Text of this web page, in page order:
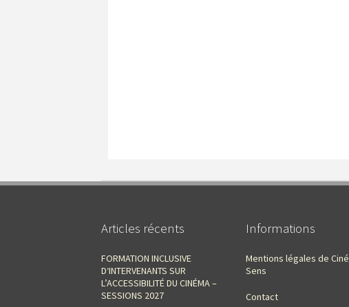
Articles récents
FORMATION INCLUSIVE
D‘INTERVENANTS SUR
L’ACCESSIBILITÉ DU CINÉMA –
SESSIONS 2027
Informations
Mentions légales de Ciné
Sens
Contact